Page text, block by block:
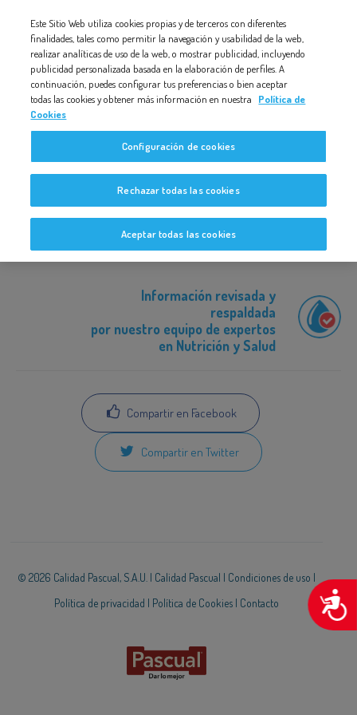
accesibilidad.
VUELTA_AL_COLE_BAB_2407
VUELTA_AL_COLE_BAB_2407
Información revisada y
respaldada
por nuestro equipo de expertos
en Nutrición y Salud
Compartir en Facebook
Compartir en Twitter
© 2026 Calidad Pascual, S.A.U. | Calidad Pascual | Condiciones de uso |
Política de privacidad | Política de Cookies | Contacto
Este Sitio Web utiliza cookies propias y de terceros con diferentes
finalidades, tales como permitir la navegación y usabilidad de la web,
realizar analíticas de uso de la web, o mostrar publicidad, incluyendo
publicidad personalizada basada en la elaboración de perfiles. A
continuación, puedes configurar tus preferencias o bien aceptar
todas las cookies y obtener más información en nuestra
Política de
Cookies
Configuración de cookies
Rechazar todas las cookies
Aceptar todas las cookies